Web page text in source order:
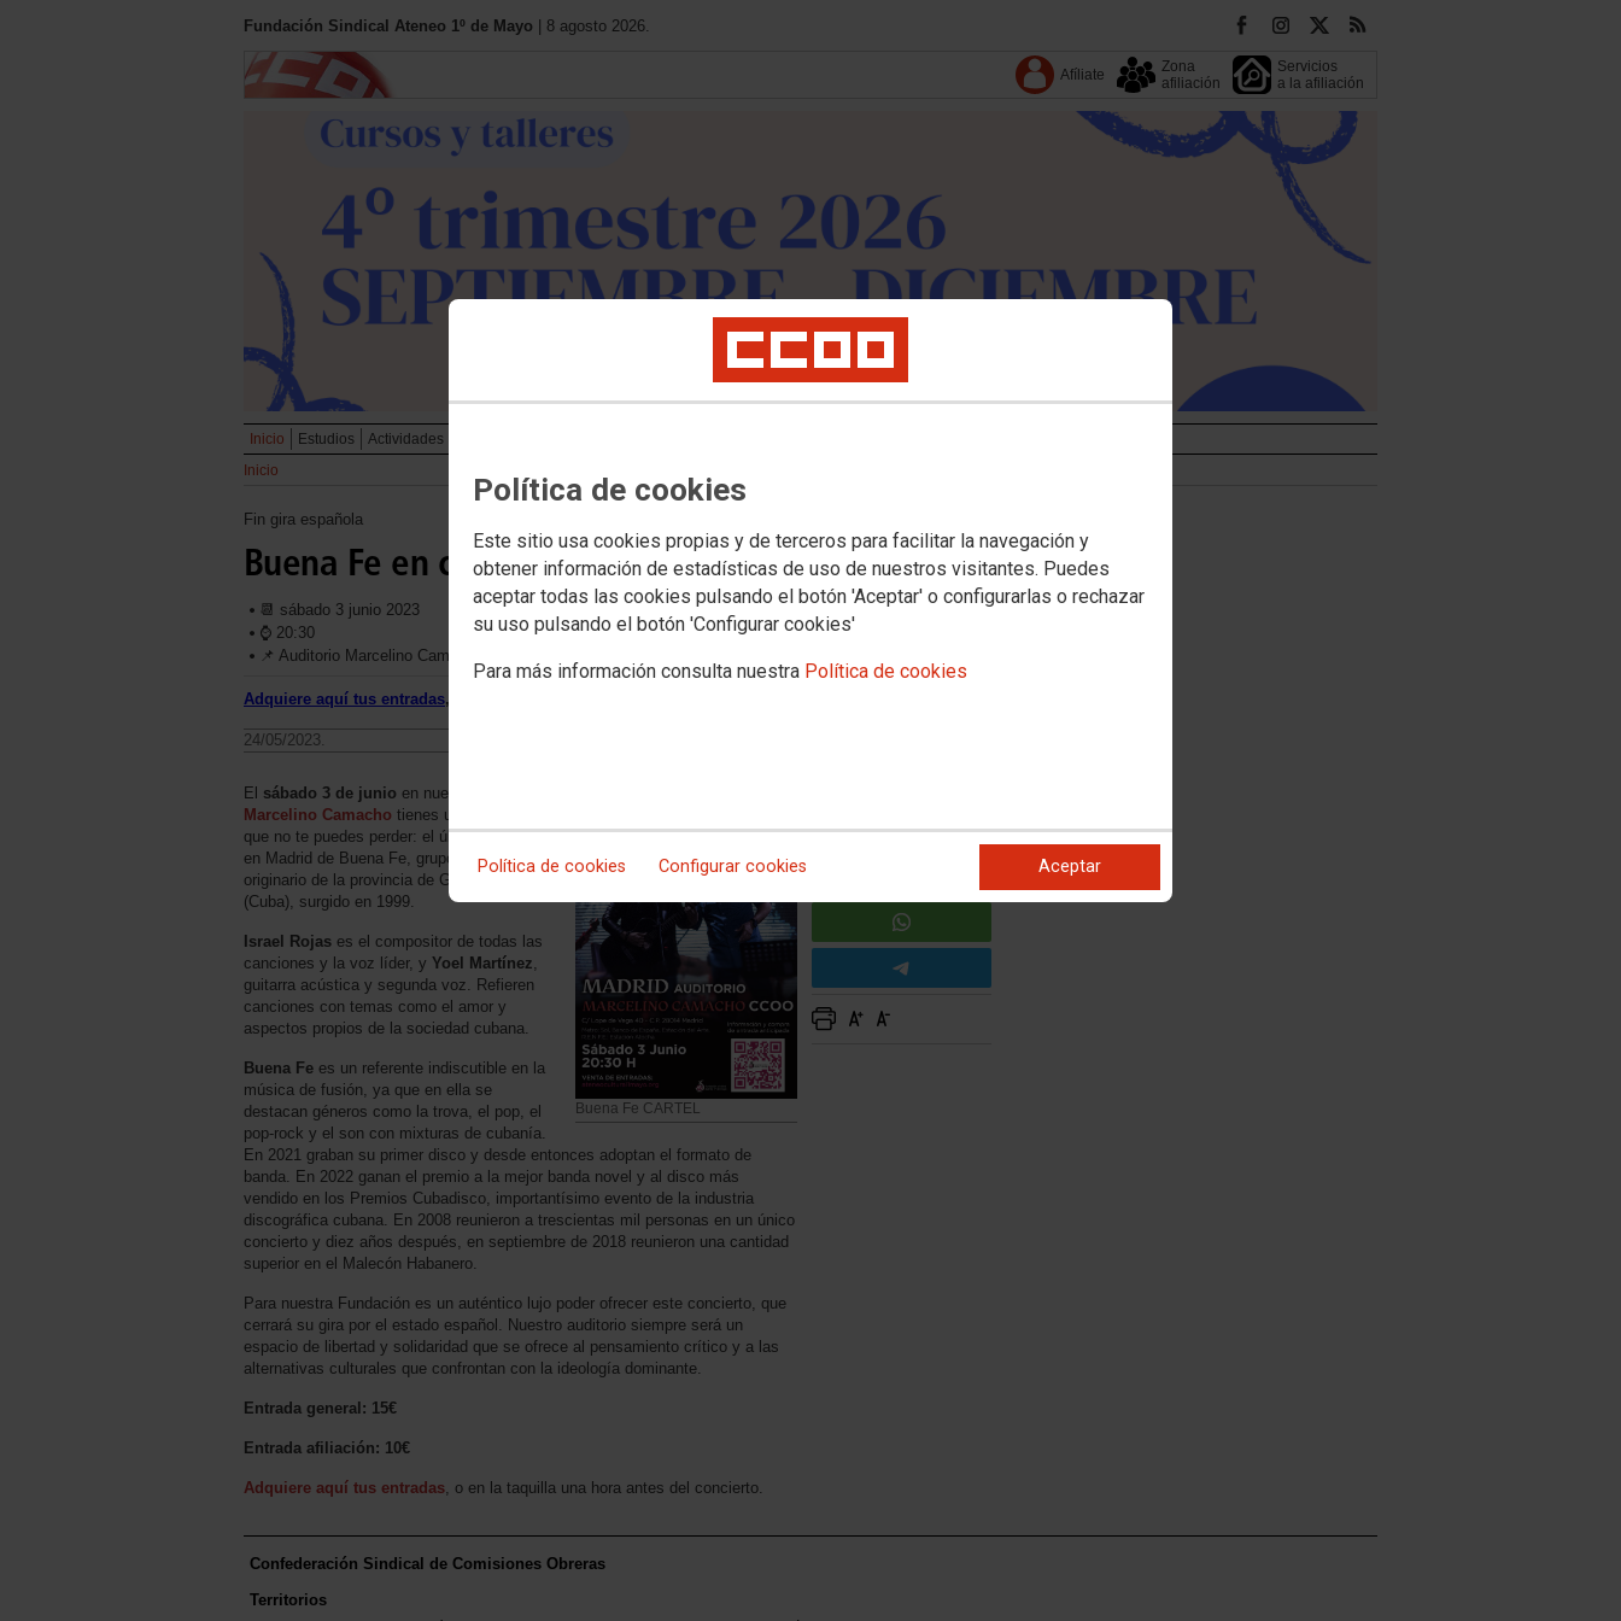
Política de cookies
Este sitio usa cookies propias y de terceros para facilitar la navegación y
obtener información de estadísticas de uso de nuestros visitantes. Puedes
aceptar todas las cookies pulsando el botón 'Aceptar' o configurarlas o rechazar
su uso pulsando el botón 'Configurar cookies'
Para más información consulta nuestra Política de cookies
Política de cookies Configurar cookies Aceptar
Fundación Sindical Ateneo 1º de Mayo | 8 agosto 2026.
Afíliate
Zona
afiliación
Servicios
a la afiliación
Inicio Estudios Actividades
Inicio
Fin gira española
Buena Fe en concierto
📆 sábado 3 junio 2023
⌚️ 20:30
📌 Auditorio Marcelino Camacho (C/ Lope de Vega 40)
Adquiere aquí tus entradas, o en taquilla una hora antes
24/05/2023.
Buena Fe CARTEL
El sábado 3 de junio en nuestro
Marcelino Camacho tienes una cita única
que no te puedes perder: el último concierto
en Madrid de Buena Fe, grupo musical
originario de la provincia de Guantánamo
(Cuba), surgido en 1999.
Israel Rojas es el compositor de todas las
canciones y la voz líder, y Yoel Martínez,
guitarra acústica y segunda voz. Refieren
canciones con temas como el amor y
aspectos propios de la sociedad cubana.
Buena Fe es un referente indiscutible en la
música de fusión, ya que en ella se
destacan géneros como la trova, el pop, el
pop-rock y el son con mixturas de cubanía.
En 2021 graban su primer disco y desde entonces adoptan el formato de
banda. En 2022 ganan el premio a la mejor banda novel y al disco más
vendido en los Premios Cubadisco, importantísimo evento de la industria
discográfica cubana. En 2008 reunieron a trescientas mil personas en un único
concierto y diez años después, en septiembre de 2018 reunieron una cantidad
superior en el Malecón Habanero.
Para nuestra Fundación es un auténtico lujo poder ofrecer este concierto, que
cerrará su gira por el estado español. Nuestro auditorio siempre será un
espacio de libertad y solidaridad que se ofrece al pensamiento crítico y a las
alternativas culturales que confrontan con la ideología dominante.
Entrada general: 15€
Entrada afiliación: 10€
Adquiere aquí tus entradas, o en la taquilla una hora antes del concierto.
Confederación Sindical de Comisiones Obreras
Territorios